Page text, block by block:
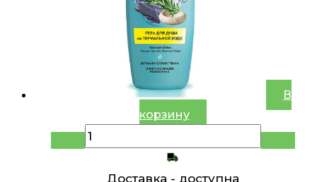
В
корзину
Доставка - доступна